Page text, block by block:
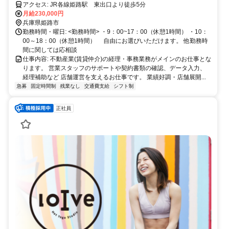
アクセス: JR各線姫路駅 東出口より徒歩5分
月給230,000円
兵庫県姫路市
勤務時間・曜日: <勤務時間> ・9：00~17：00（休憩1時間） ・10：
00～18：00（休憩1時間） 自由にお選びいただけます。 他勤務時
間に関しては応相談
仕事内容: 不動産業(賃貸仲介)の経理・事務業務がメインのお仕事とな
ります。 営業スタッフのサポートや契約書類の確認、データ入力、
経理補助など 店舗運営を支えるお仕事です。 業績好調・店舗展開...
急募 固定時間制 残業なし 交通費支給 シフト制
正社員